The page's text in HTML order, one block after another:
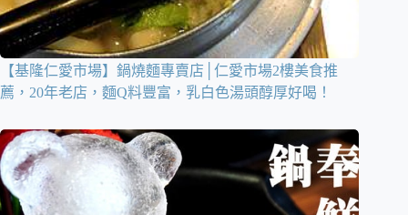
【基隆仁愛市場】鍋燒麵專賣店│仁愛市場2樓美食推
薦，20年老店，麵Q料豐富，乳白色湯頭醇厚好喝！